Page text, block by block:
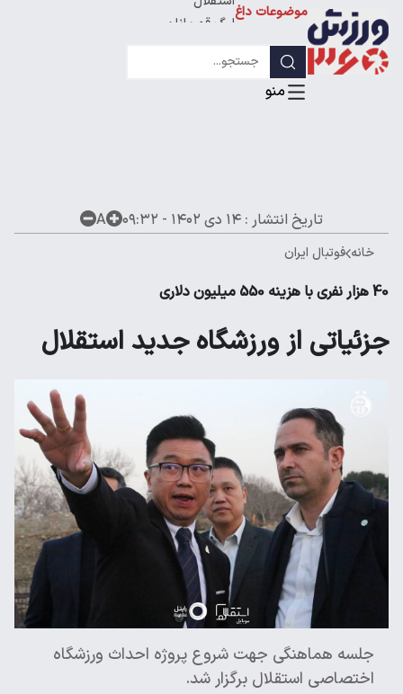
موضوعات داغاستقلال
تاریخ انتشار : ۱۴ دی ۱۴۰۲ - ۰۹:۳۲ A
خانه فوتبال ایران
40 هزار نفری با هزینه 550 میلیون دلاری
جزئیاتی از ورزشگاه جدید استقلال
جلسه هماهنگی جهت شروع پروژه احداث ورزشگاه
اختصاصی استقلال‌ برگزار شد.